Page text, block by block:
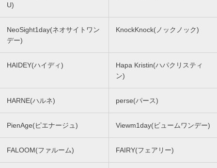
U)
NeoSight1day(ネオサイトワン
デー)
KnockKnock(ノックノック)
HAIDEY(ハイディ)
Hapa Kristin(ハパクリスティ
ン)
HARNE(ハルネ) perse(パース)
PienAge(ピエナージュ) Viewm1day(ビュームワンデー)
FALOOM(ファルーム) FAIRY(フェアリー)